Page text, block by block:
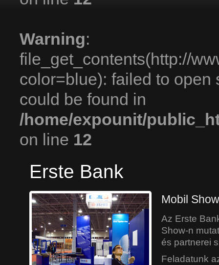
Warning:
file_get_contents(http://
color=blue): failed to
could be found in
/home/expounit/
on line 12
Erste Bank
Mobil
Az Erste
Show-n
és partnerei
Feladatunk